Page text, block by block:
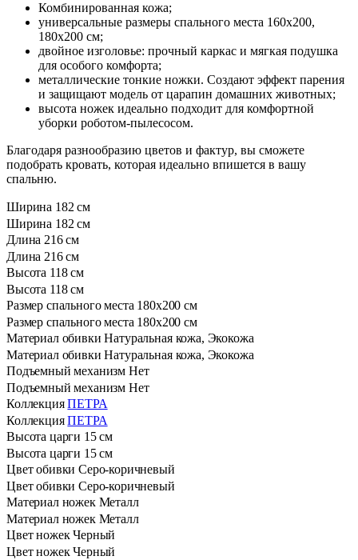
Комбинированная кожа;
универсальные размеры спального места 160х200,
180х200 см;
двойное изголовье: прочный каркас и мягкая подушка
для особого комфорта;
металлические тонкие ножки. Создают эффект парения
и защищают модель от царапин домашних животных;
высота ножек идеально подходит для комфортной
уборки роботом-пылесосом.
Благодаря разнообразию цветов и фактур, вы сможете
подобрать кровать, которая идеально впишется в вашу
спальню.
Ширина 182 см
Ширина 182 см
Длина 216 см
Длина 216 см
Высота 118 см
Высота 118 см
Размер спального места 180х200 см
Размер спального места 180х200 см
Материал обивки Натуральная кожа, Экокожа
Материал обивки Натуральная кожа, Экокожа
Подъемный механизм Нет
Подъемный механизм Нет
Коллекция ПЕТРА
Коллекция ПЕТРА
Высота царги 15 см
Высота царги 15 см
Цвет обивки Серо-коричневый
Цвет обивки Серо-коричневый
Материал ножек Металл
Материал ножек Металл
Цвет ножек Черный
Цвет ножек Черный